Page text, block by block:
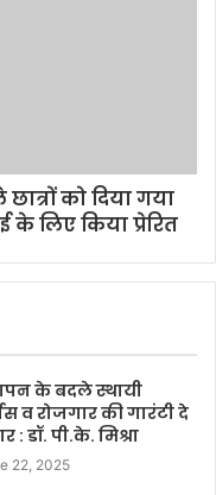
को दिया गया
के लिए किया प्रेरित
के बदले स्थायी
व रोजगार की गारंटी दे
: डॉ. पी.के. मिश्रा
22, 2025